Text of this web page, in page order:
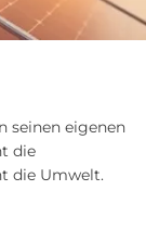
seinen eigenen
die
die Umwelt.